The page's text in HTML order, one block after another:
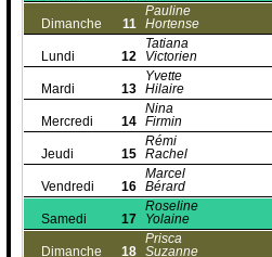
Dimanche 11
Pauline
Hortense
Lundi 12
Tatiana
Victorien
Mardi 13
Yvette
Hilaire
Mercredi 14
Nina
Firmin
Jeudi 15
Rémi
Rachel
Vendredi 16
Marcel
Bérard
Samedi 17
Roseline
Yolaine
Dimanche 18
Prisca
Suzanne